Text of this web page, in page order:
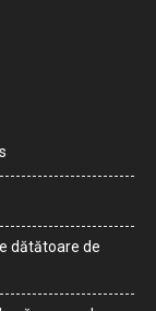
dătătoare de